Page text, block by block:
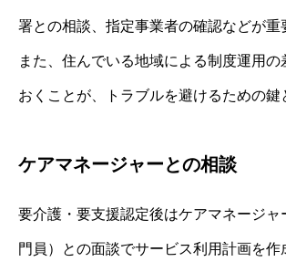
署との相談、指定事業者の確認などが重
また、住んでいる地域による制度運用の
おくことが、トラブルを避けるための鍵
ケアマネージャーとの相談
要介護・要支援認定後はケアマネージャ
門員）との面談でサービス利用計画を作